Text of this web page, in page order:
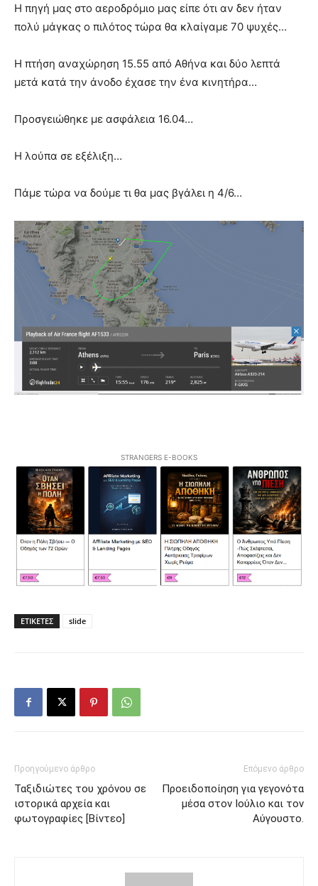
Η πηγή μας στο αεροδρόμιο μας είπε ότι αν δεν ήταν
πολύ μάγκας ο πιλότος τώρα θα κλαίγαμε 70 ψυχές…
Η πτήση αναχώρηση 15.55 από Αθήνα και δύο λεπτά
μετά κατά την άνοδο έχασε την ένα κινητήρα…
Προσγειώθηκε με ασφάλεια 16.04…
Η λούπα σε εξέλιξη…
Πάμε τώρα να δούμε τι θα μας βγάλει η 4/6…
STRANGERS E-BOOKS
ΕΤΙΚΕΤΕΣ slide
Προηγούμενο άρθρο
Ταξιδιώτες του χρόνου σε
ιστορικά αρχεία και
φωτογραφίες [Βίντεο]
Επόμενο άρθρο
Προειδοποίηση για γεγονότα
μέσα στον Ιούλιο και τον
Αύγουστο.